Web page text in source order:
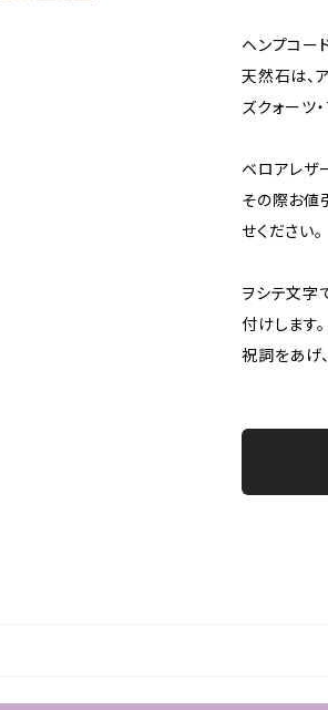
ヘンプコー
天然石は、
ズクォーツ
ベロアレザ
その際お値
せください。
ヲシテ文字
付けします。
祝詞をあげ